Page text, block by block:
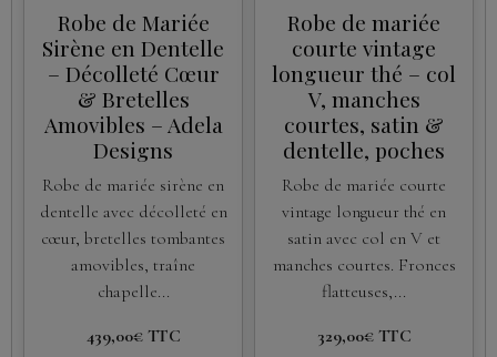
Robe de Mariée
Sirène en Dentelle
– Décolleté Cœur
& Bretelles
Amovibles – Adela
Designs
Robe de mariée sirène en
dentelle avec décolleté en
cœur, bretelles tombantes
amovibles, traîne
chapelle...
439,00€ TTC
Robe de mariée
courte vintage
longueur thé – col
V, manches
courtes, satin &
dentelle, poches
Robe de mariée courte
vintage longueur thé en
satin avec col en V et
manches courtes. Fronces
flatteuses,...
329,00€ TTC